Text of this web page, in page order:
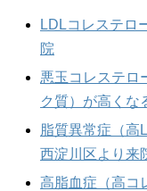
LDLコレステロ
院
悪玉コレステロ
ク質）が高くな
脂質異常症（高
西淀川区より来
高脂血症（高コ